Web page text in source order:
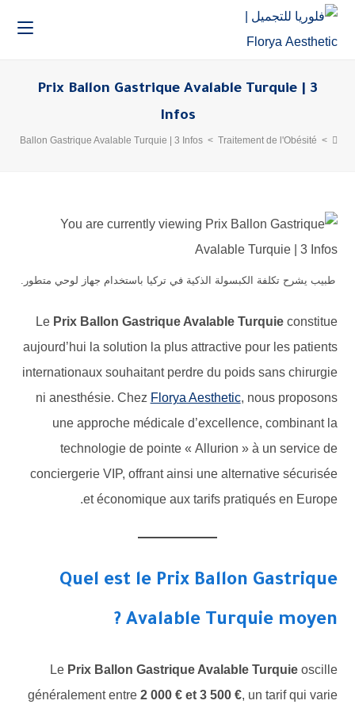
Prix Ballon Gastrique Avalable Turquie | 3
Infos
>
Traitement de l'Obésité
>
Prix Ballon Gastrique Avalable Turquie | 3 Infos
طبيب يشرح تكلفة الكبسولة الذكية في تركيا باستخدام جهاز لوحي متطور.
Le Prix Ballon Gastrique Avalable Turquieconstitue
aujourd’hui la solution la plus attractive pour les patients
internationaux souhaitant perdre du poids sans chirurgie
ni anesthésie. Chez Florya Aesthetic, nous proposons
une approche médicale d’excellence, combinant la
technologie de pointe « Allurion » à un service de
conciergerie VIP, offrant ainsi une alternative sécurisée
et économique aux tarifs pratiqués en Europe.
Quel est le Prix Ballon Gastrique
Avalable Turquie moyen ?
Le Prix Ballon Gastrique Avalable Turquieoscille
généralement entre 2 000 € et 3 500 €, un tarif qui varie